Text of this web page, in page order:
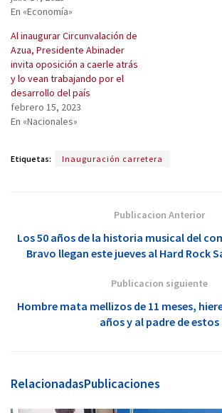
En «Economía»
Al inaugurar Circunvalación de
Azua, Presidente Abinader
invita oposición a caerle atrás
y lo vean trabajando por el
desarrollo del país
febrero 15, 2023
En «Nacionales»
Etiquetas: Inauguración carretera
Publicacion Anterior
Los 50 años de la historia musical del
Bravo llegan este jueves al Hard Rock
Publicacion siguiente
Hombre mata mellizos de 11 meses,
años y al padre de estos
RelacionadasPublicaciones